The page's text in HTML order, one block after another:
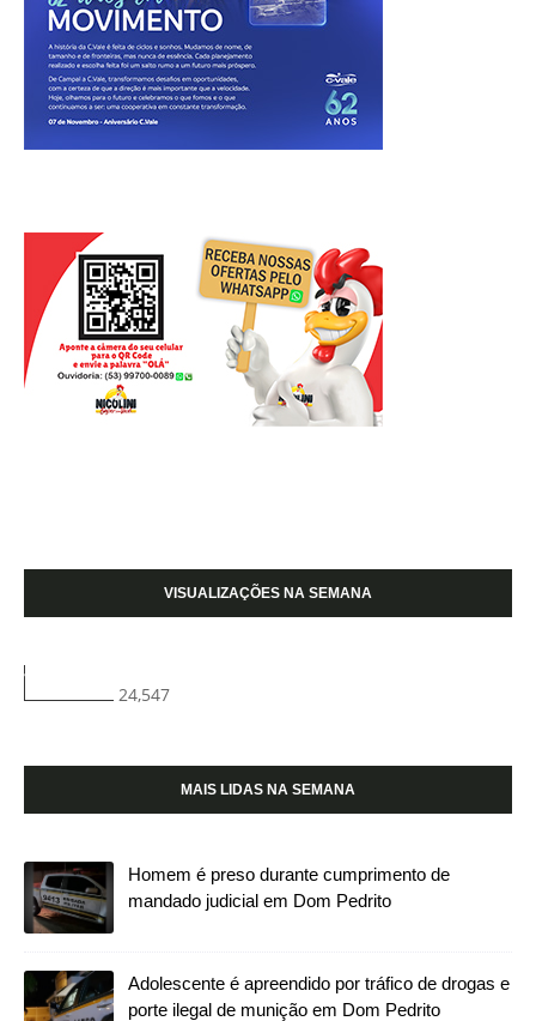
VISUALIZAÇÕES NA SEMANA
24,547
MAIS LIDAS NA SEMANA
Homem é preso durante cumprimento de
mandado judicial em Dom Pedrito
Adolescente é apreendido por tráfico de drogas e
porte ilegal de munição em Dom Pedrito